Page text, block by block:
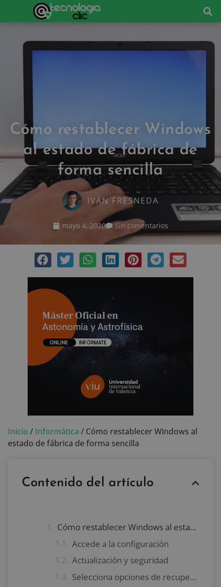
Cómo restablecer Windows
al estado de fábrica de
forma sencilla
IVÁN FRESNEDA
mayo 4, 2020 Sin comentarios
Inicio / Informática / Cómo restablecer Windows al
estado de fábrica de forma sencilla
Contenido del artículo
Cómo restablecer Windows al estado de fábrica paso a paso
Accede a la configuración
Actualización y seguridad
Selecciona opciones de recuperación